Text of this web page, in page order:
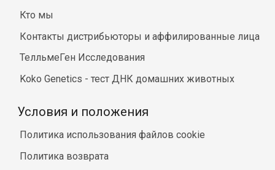
Кто мы
Контакты дистрибьюторы и аффилированные лица
ТелльмеГен Исследования
Koko Genetics - тест ДНК домашних животных
Условия и положения
Политика использования файлов cookie
Политика возврата